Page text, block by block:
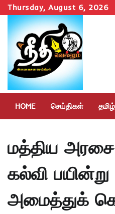
Skip
to
content
Thursday, August 6, 2026
HOME செய்திகள்
மத்திய
கல்வி
அமைத்துக்